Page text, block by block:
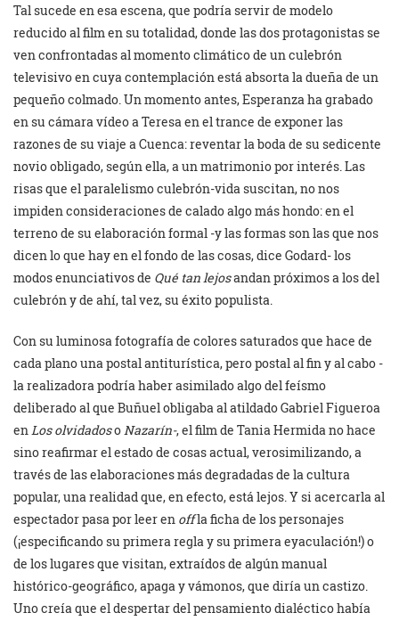
Tal sucede en esa escena, que podría servir de modelo
reducido al film en su totalidad, donde las dos protagonistas se
ven confrontadas al momento climático de un culebrón
televisivo en cuya contemplación está absorta la dueña de un
pequeño colmado. Un momento antes, Esperanza ha grabado
en su cámara vídeo a Teresa en el trance de exponer las
razones de su viaje a Cuenca: reventar la boda de su sedicente
novio obligado, según ella, a un matrimonio por interés. Las
risas que el paralelismo culebrón-vida suscitan, no nos
impiden consideraciones de calado algo más hondo: en el
terreno de su elaboración formal -y las formas son las que nos
dicen lo que hay en el fondo de las cosas, dice Godard- los
modos enunciativos de Qué tan lejosandan próximos a los del
culebrón y de ahí, tal vez, su éxito populista.
Con su luminosa fotografía de colores saturados que hace de
cada plano una postal antiturística, pero postal al fin y al cabo -
la realizadora podría haber asimilado algo del feísmo
deliberado al que Buñuel obligaba al atildado Gabriel Figueroa
en Los olvidadoso Nazarín-, el film de Tania Hermida no hace
sino reafirmar el estado de cosas actual, verosimilizando, a
través de las elaboraciones más degradadas de la cultura
popular, una realidad que, en efecto, está lejos. Y si acercarla al
espectador pasa por leer en offla ficha de los personajes
(¡especificando su primera regla y su primera eyaculación!) o
de los lugares que visitan, extraídos de algún manual
histórico-geográfico, apaga y vámonos, que diría un castizo.
Uno creía que el despertar del pensamiento dialéctico había